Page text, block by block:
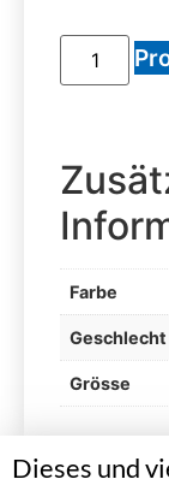
Farbe
Geschlecht
Grösse
Dieses und